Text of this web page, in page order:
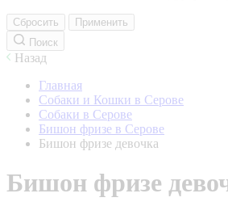
Сбросить
Применить
Поиск
Назад
Главная
Собаки и Кошки в Серове
Собаки в Серове
Бишон фризе в Серове
Бишон фризе девочка
Бишон фризе